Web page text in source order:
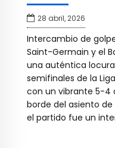
28 abril, 2026
Intercambio de
Saint-Germain y el
una auténtica
semifinales de la
con un vibrante 5-4
borde del asiento de
el partido fue un